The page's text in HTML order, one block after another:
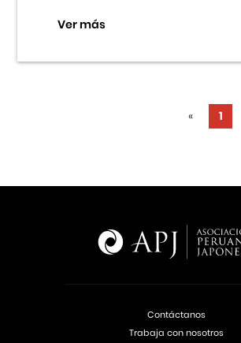
Ver más
« 1
Contáctanos
Trabaja con nosotros